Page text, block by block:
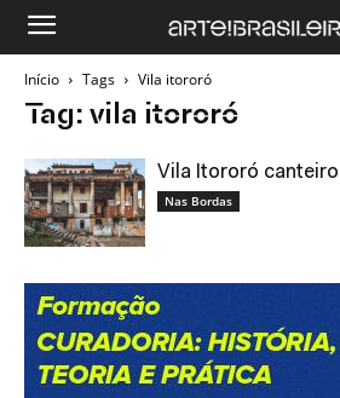
Início Tags Vila itororó
Tag: vila itororó
Vila Itororó
Nas Bordas